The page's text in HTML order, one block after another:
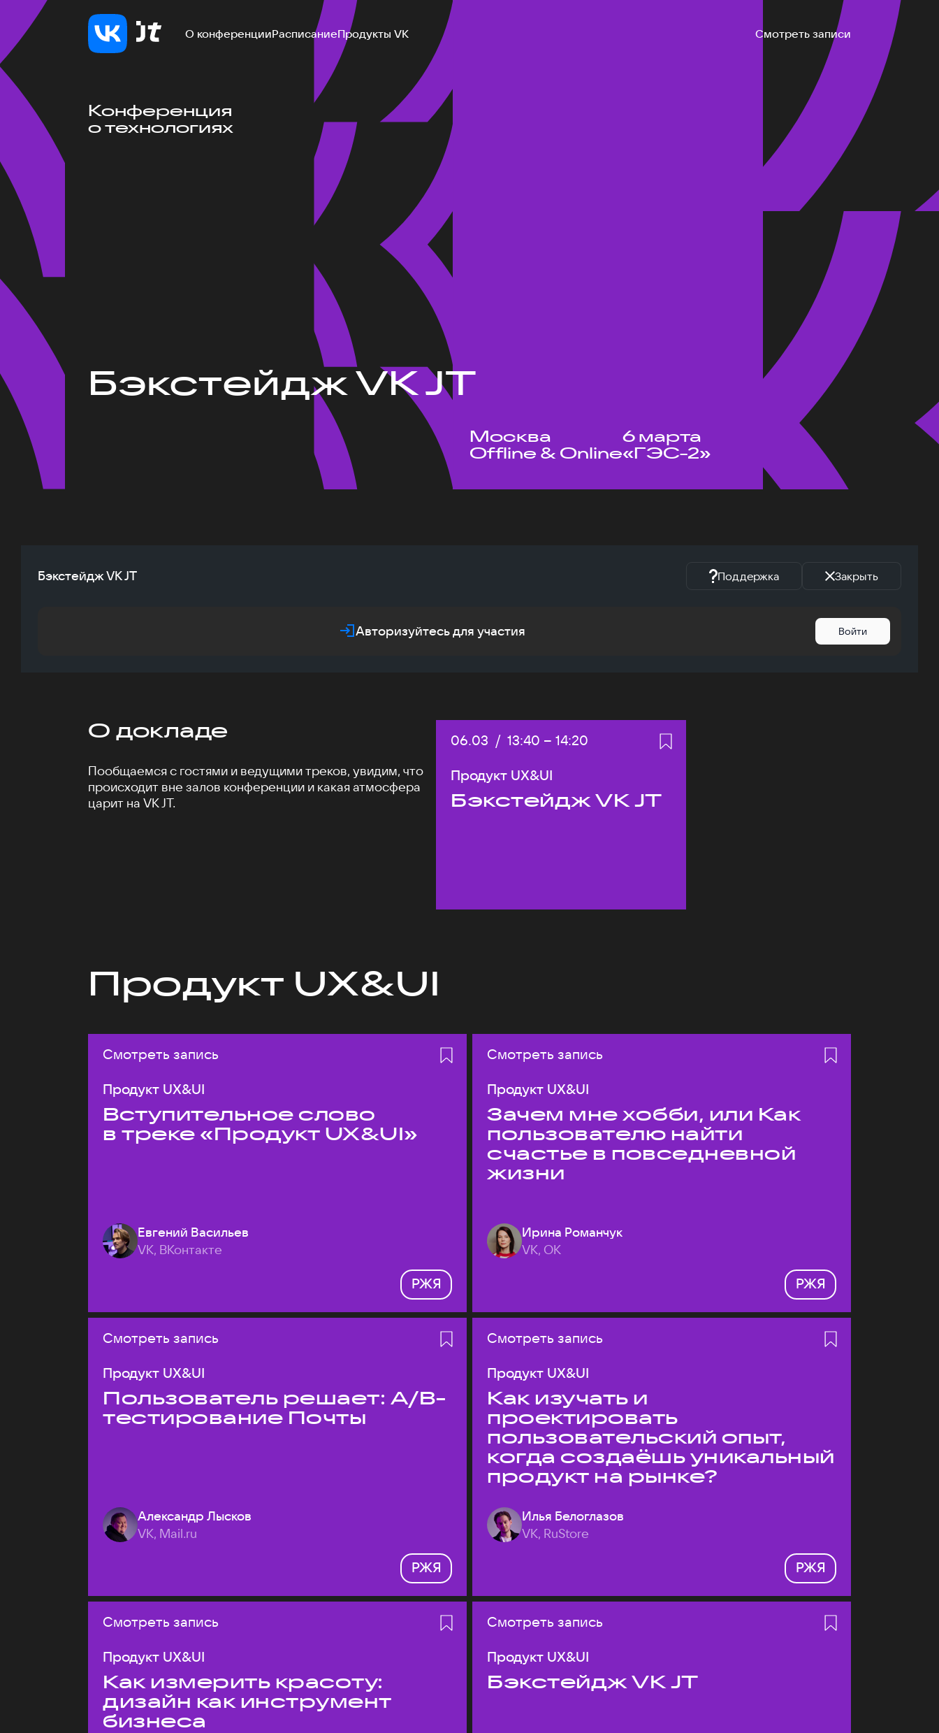
О конференцииРасписаниеПродукты VK Смотреть записи
Конференция
о технологиях
Бэкстейдж VK JT
Москва
Offline & Online
6 марта
«ГЭС-2»
Бэкстейдж VK JT Поддержка Закрыть
Авторизуйтесь для участия Войти
О докладе
Пообщаемся с гостями и ведущими треков, увидим, что
происходит вне залов конференции и какая атмосфера
царит на VK JT.
Дата:
06.03 / Начало:
13:40 – Конец:
14:20
Продукт UX&UI
Бэкстейдж VK JT
Продукт UX&UI
Смотреть запись
Продукт UX&UI
Вступительное слово
в треке «Продукт UX&UI»
Евгений Васильев
VK, ВКонтакте
РЖЯ
Смотреть запись
Продукт UX&UI
Зачем мне хобби, или Как
пользователю найти
счастье в повседневной
жизни
Ирина Романчук
VK, ОК
РЖЯ
Смотреть запись
Продукт UX&UI
Пользователь решает: A/B-
тестирование Почты
Александр Лысков
VK, Mail.ru
РЖЯ
Смотреть запись
Продукт UX&UI
Как изучать и
проектировать
пользовательский опыт,
когда создаёшь уникальный
продукт на рынке?
Илья Белоглазов
VK, RuStore
РЖЯ
Смотреть запись
Продукт UX&UI
Как измерить красоту:
дизайн как инструмент
бизнеса
Смотреть запись
Продукт UX&UI
Бэкстейдж VK JT